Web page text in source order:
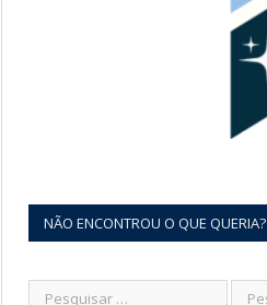
NÃO ENCONTROU O QUE QUERIA?